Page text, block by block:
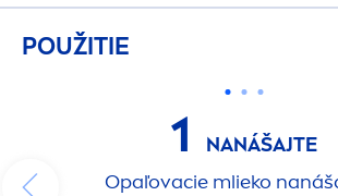
POUŽITIE
1
NANÁŠAJTE
Opaľovacie mlieko